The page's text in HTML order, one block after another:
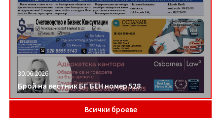
30.06.2026
Брой на вестник БГ БЕН номер 528
Всички броеве